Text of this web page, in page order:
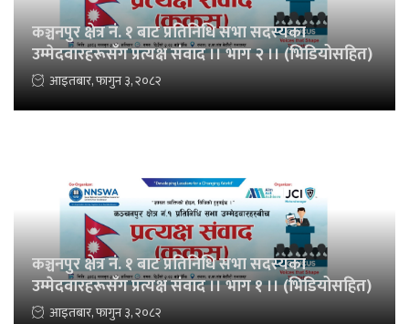
कञ्चनपुर क्षेत्र नं. १ बाट प्रतिनिधि सभा सदस्यका
उम्मेदवारहरूसँग प्रत्यक्ष संवाद ।। भाग २ ।। (भिडियोसहित)
आइतबार, फागुन ३, २०८२
कञ्चनपुर क्षेत्र नं. १ बाट प्रतिनिधि सभा सदस्यका
उम्मेदवारहरूसँग प्रत्यक्ष संवाद ।। भाग १ ।। (भिडियोसहित)
आइतबार, फागुन ३, २०८२